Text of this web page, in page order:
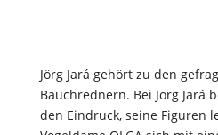
Jörg Jará gehört zu den
Bauchrednern. Bei Jörg Jará
den Eindruck, seine Figuren